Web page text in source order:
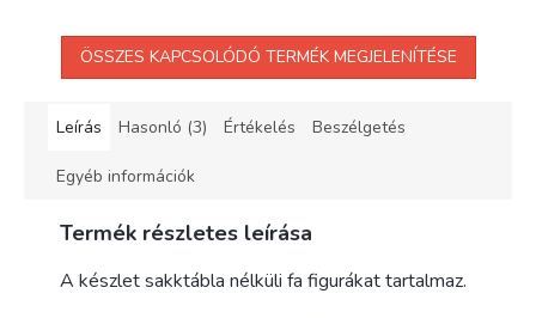
ÖSSZES KAPCSOLÓDÓ TERMÉK MEGJELENÍTÉSE
Leírás Hasonló (3) Értékelés Beszélgetés
Egyéb információk
Termék részletes leírása
A készlet sakktábla nélküli fa figurákat tartalmaz.